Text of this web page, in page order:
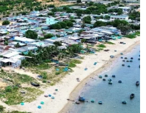
thoát
Tuân
Tây Nam